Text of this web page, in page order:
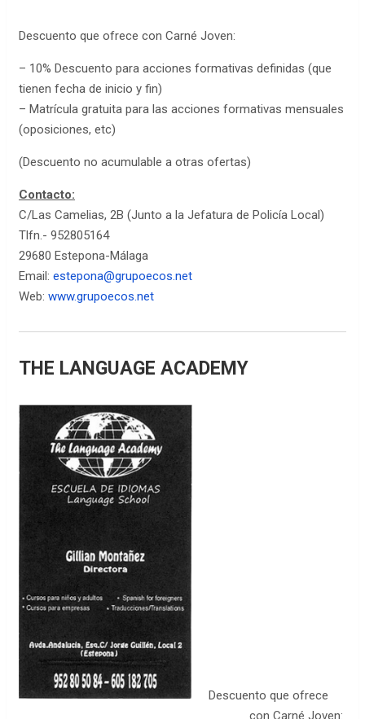
Descuento que ofrece con Carné Joven:
– 10% Descuento para acciones formativas definidas (que
tienen fecha de inicio y fin)
– Matrícula gratuita para las acciones formativas mensuales
(oposiciones, etc)
(Descuento no acumulable a otras ofertas)
Contacto:
C/Las Camelias, 2B (Junto a la Jefatura de Policía Local)
Tlfn.- 952805164
29680 Estepona-Málaga
Email: estepona@grupoecos.net
Web: www.grupoecos.net
THE LANGUAGE ACADEMY
Descuento que ofrece